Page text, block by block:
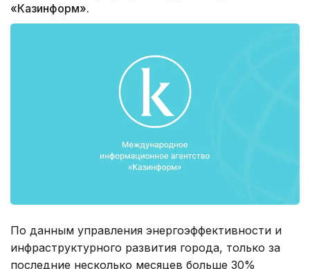
«Казинформ».
По данным управления энергоэффективности и
инфраструктурного развития города, только за
последние несколько месяцев больше 30%